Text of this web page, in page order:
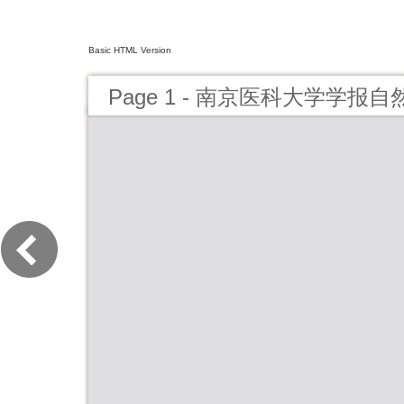
Basic HTML Version
Page 1 - 南京医科大学学报自